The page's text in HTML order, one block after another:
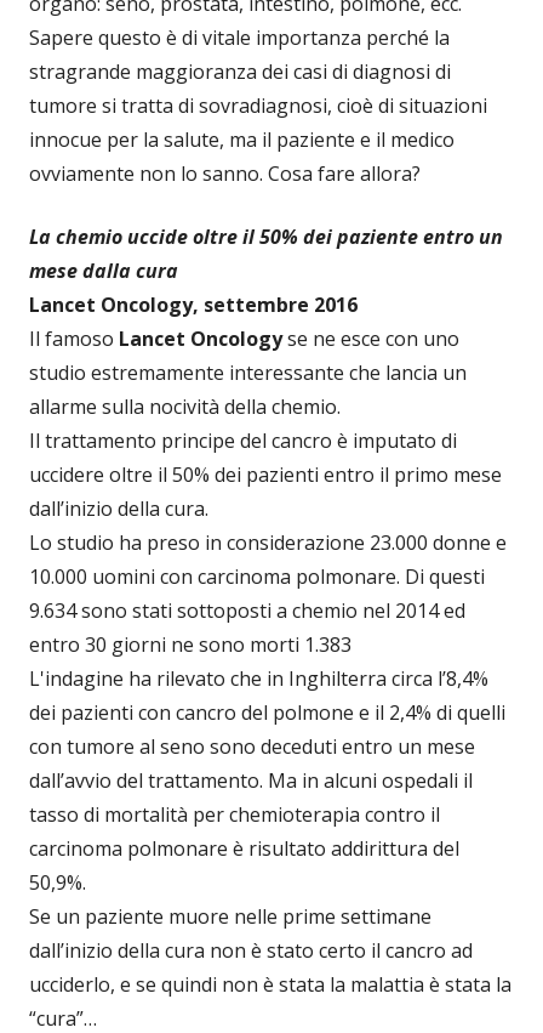
Sapere questo è di vitale importanza perché la
stragrande maggioranza dei casi di diagnosi di
tumore si tratta di sovradiagnosi, cioè di situazioni
innocue per la salute, ma il paziente e il medico
ovviamente non lo sanno. Cosa fare allora?
La chemio uccide oltre il 50% dei paziente entro un
mese dalla cura
Lancet Oncology, settembre 2016
Il famoso Lancet Oncologyse ne esce con uno
studio estremamente interessante che lancia un
allarme sulla nocività della chemio.
Il trattamento principe del cancro è imputato di
uccidere oltre il 50% dei pazienti entro il primo mese
dall’inizio della cura.
Lo studio ha preso in considerazione 23.000 donne e
10.000 uomini con carcinoma polmonare. Di questi
9.634 sono stati sottoposti a chemio nel 2014 ed
entro 30 giorni ne sono morti 1.383
L'indagine ha rilevato che in Inghilterra circa l’8,4%
dei pazienti con cancro del polmone e il 2,4% di quelli
con tumore al seno sono deceduti entro un mese
dall’avvio del trattamento. Ma in alcuni ospedali il
tasso di mortalità per chemioterapia contro il
carcinoma polmonare è risultato addirittura del
50,9%.
Se un paziente muore nelle prime settimane
dall’inizio della cura non è stato certo il cancro ad
ucciderlo, e se quindi non è stata la malattia è stata la
“cura”…